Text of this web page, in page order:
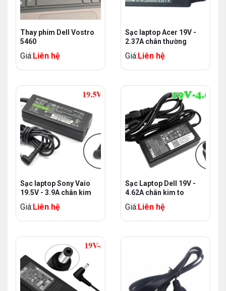
Thay phím Dell Vostro
5460
Giá:Liên hệ
Sạc laptop Acer 19V -
2.37A chân thường
Giá:Liên hệ
Sạc laptop Sony Vaio
19.5V - 3.9A chân kim
Giá:Liên hệ
Sạc Laptop Dell 19V -
4.62A chân kim to
Giá:Liên hệ